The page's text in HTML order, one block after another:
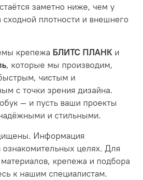
заметно ниже, чем у
сходной плотности и внешнего
крепежа БЛИТС ПЛАНК и
, которые мы производим,
чистым и
с точки зрения дизайна.
— и пусть ваши проекты
и стильными.
Информация
ознакомительных целях. Для
материалов, крепежа и подбора
к нашим специалистам.